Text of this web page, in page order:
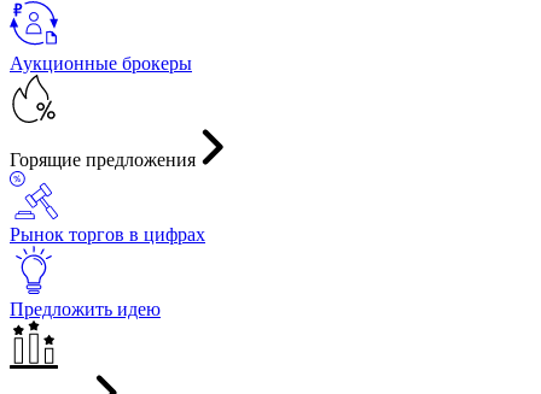
Аукционные брокеры
Горящие предложения
Рынок торгов в цифрах
Предложить идею